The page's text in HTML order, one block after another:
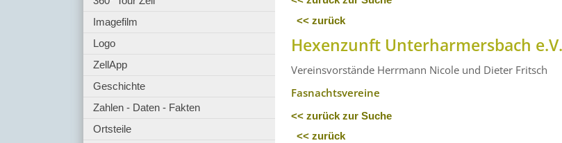
Imagefilm
Logo
ZellApp
Geschichte
Zahlen - Daten - Fakten
Ortsteile
<< zurück
Hexenzunft Unterharmersbach e.V.
Vereinsvorstände Herrmann Nicole und Dieter Fritsch
Fasnachtsvereine
<< zurück zur Suche
<< zurück